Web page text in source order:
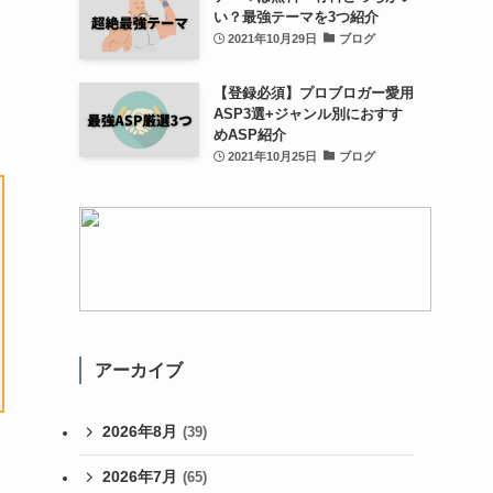
い？最強テーマを3つ紹介
2021年10月29日 ブログ
【登録必須】プロブロガー愛用
ASP3選+ジャンル別におすす
めASP紹介
2021年10月25日 ブログ
アーカイブ
2026年8月 (39)
2026年7月 (65)